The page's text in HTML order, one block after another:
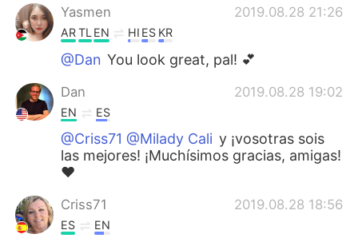
Yasmen 2019.08.28 21:26
ARTL EN HI ES KR
@Dan You look great, pal! 💕
Dan 2019.08.28 19:02
EN ES
@Criss71 @Milady Cali y ¡vosotras sois
las mejores! ¡Muchísimos gracias, amigas!
❤️
Criss71 2019.08.28 18:56
ES EN